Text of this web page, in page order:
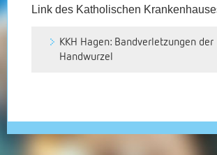
Link des Katholischen
KKH Hagen: Bandverletzungen der
Handwurzel